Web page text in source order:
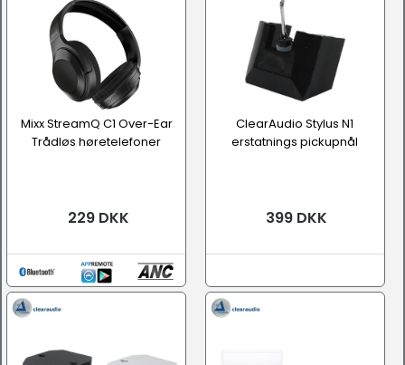
Mixx StreamQ C1 Over-Ear
Trådløs høretelefoner
229 DKK
ClearAudio Stylus N1
erstatnings pickupnål
399 DKK